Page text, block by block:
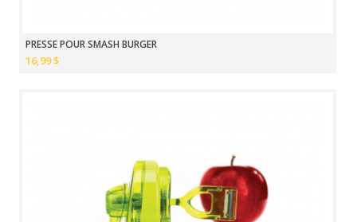
PRESSE POUR SMASH BURGER
16,99 $